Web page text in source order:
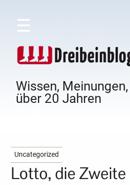
☰
Wissen,
über 20 Jahren
Uncategorized
Lotto, die Zweite